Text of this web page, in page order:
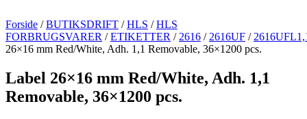
Forside /BUTIKSDRIFT /HLS /HLS
FORBRUGSVARER /ETIKETTER /2616 /2616UF /
26×16 mm Red/White, Adh. 1,1 Removable, 36×1200 pcs.
Label 26×16 mm Red/White, Adh. 1,1
Removable, 36×1200 pcs.